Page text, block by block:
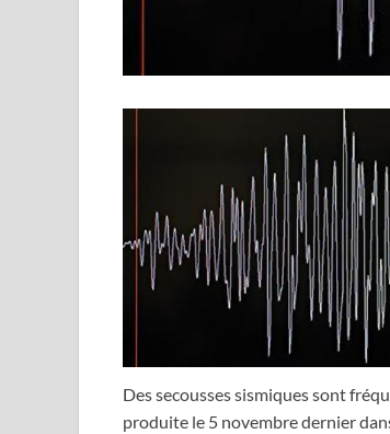
Des secousses sismiques sont
produite le 5 novembre dernier